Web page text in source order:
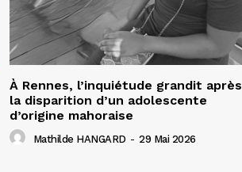
À Rennes, l’inquiétude grandit après
la disparition d’un adolescente
d’origine mahoraise
Mathilde HANGARD - 29 Mai 2026